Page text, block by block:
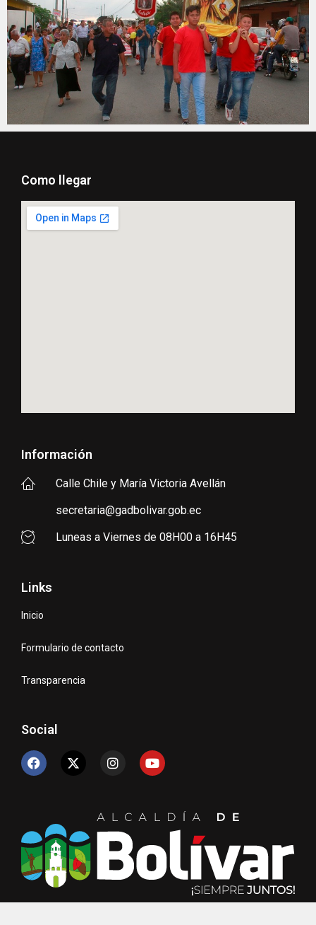
Como llegar
Información
Calle Chile y María Victoria Avellán
secretaria@gadbolivar.gob.ec
Luneas a Viernes de 08H00 a 16H45
Links
Inicio
Formulario de contacto
Transparencia
Social